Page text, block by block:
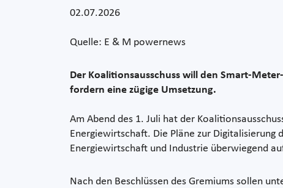
02.07.2026
Quelle: E & M powernews
Der Koalitionsausschuss will den Smart-
fordern eine zügige Umsetzung.
Am Abend des 1. Juli hat der
Energiewirtschaft. Die Pläne zur Digitalisierung
Energiewirtschaft und Industrie überwiegend
Nach den Beschlüssen des Gremiums sollen